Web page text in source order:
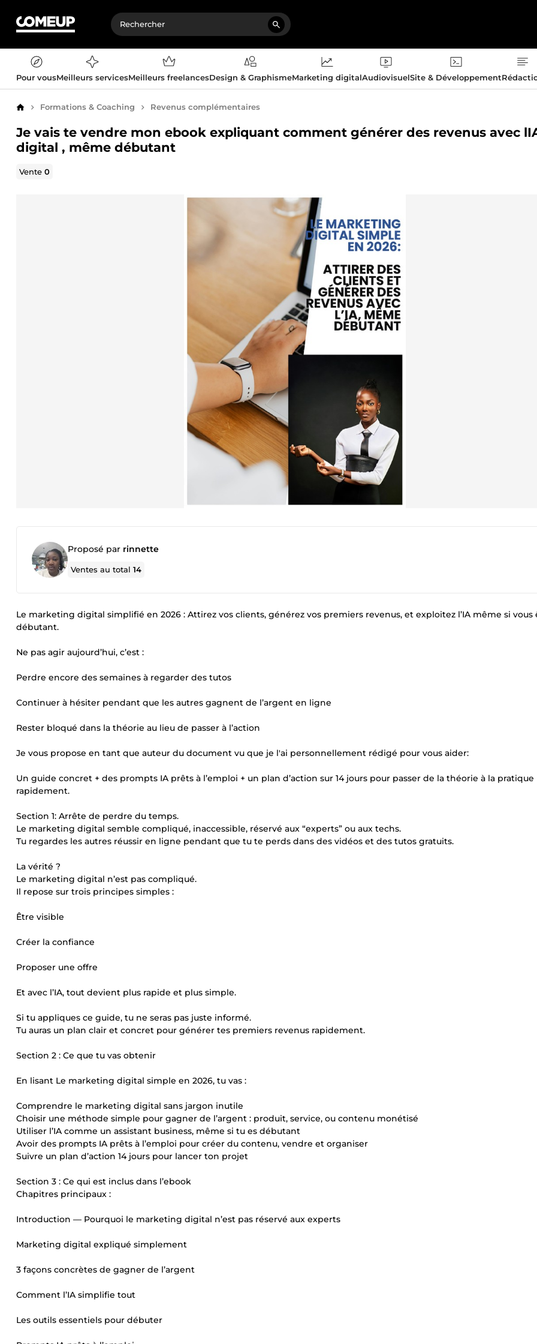
Pour vousMeilleurs servicesMeilleurs freelancesDesign & GraphismeMarketing digitalAudiovisuelSite & Développement
AccueilFormations & Coaching Revenus complémentaires
Je vais te vendre mon ebook expliquant comment générer des revenus avec
digital , même débutant
Vente0
Proposé par rinnette
Ventes au total14
Le marketing digital simplifié en 2026 : Attirez vos clients, générez vos premiers revenus, et exploitez l’IA même si vous
débutant.
Ne pas agir aujourd’hui, c’est :
Perdre encore des semaines à regarder des tutos
Continuer à hésiter pendant que les autres gagnent de l’argent en ligne
Rester bloqué dans la théorie au lieu de passer à l’action
Je vous propose en tant que auteur du document vu que je l'ai personnellement rédigé pour vous aider:
Un guide concret + des prompts IA prêts à l’emploi + un plan d’action sur 14 jours pour passer de la théorie à la pratique
rapidement.
Section 1: Arrête de perdre du temps.
Le marketing digital semble compliqué, inaccessible, réservé aux “experts” ou aux techs.
Tu regardes les autres réussir en ligne pendant que tu te perds dans des vidéos et des tutos gratuits.
La vérité ?
Le marketing digital n’est pas compliqué.
Il repose sur trois principes simples :
Être visible
Créer la confiance
Proposer une offre
Et avec l’IA, tout devient plus rapide et plus simple.
Si tu appliques ce guide, tu ne seras pas juste informé.
Tu auras un plan clair et concret pour générer tes premiers revenus rapidement.
Section 2 : Ce que tu vas obtenir
En lisant Le marketing digital simple en 2026, tu vas :
Comprendre le marketing digital sans jargon inutile
Choisir une méthode simple pour gagner de l’argent : produit, service, ou contenu monétisé
Utiliser l’IA comme un assistant business, même si tu es débutant
Avoir des prompts IA prêts à l’emploi pour créer du contenu, vendre et organiser
Suivre un plan d’action 14 jours pour lancer ton projet
Section 3 : Ce qui est inclus dans l’ebook
Chapitres principaux :
Introduction — Pourquoi le marketing digital n’est pas réservé aux experts
Marketing digital expliqué simplement
3 façons concrètes de gagner de l’argent
Comment l’IA simplifie tout
Les outils essentiels pour débuter